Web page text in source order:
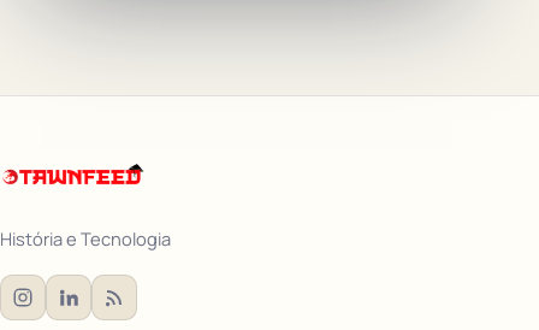
História e Tecnologia